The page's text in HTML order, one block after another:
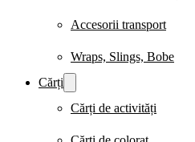
Accesorii transport
Wraps, Slings, Bobe
Cărți
Cărți de activități